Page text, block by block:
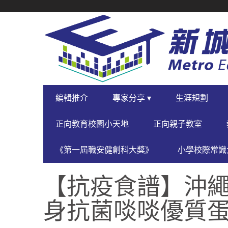
NAVIGATION
PRIMARY
NAVIGATION
編輯推介 專家分享 ▾ 生涯規劃
正向教育校園小天地 正向親子教室
《第一屆職安健創科大獎》 小學校際常
【抗疫食譜】沖
身抗菌啖啖優質